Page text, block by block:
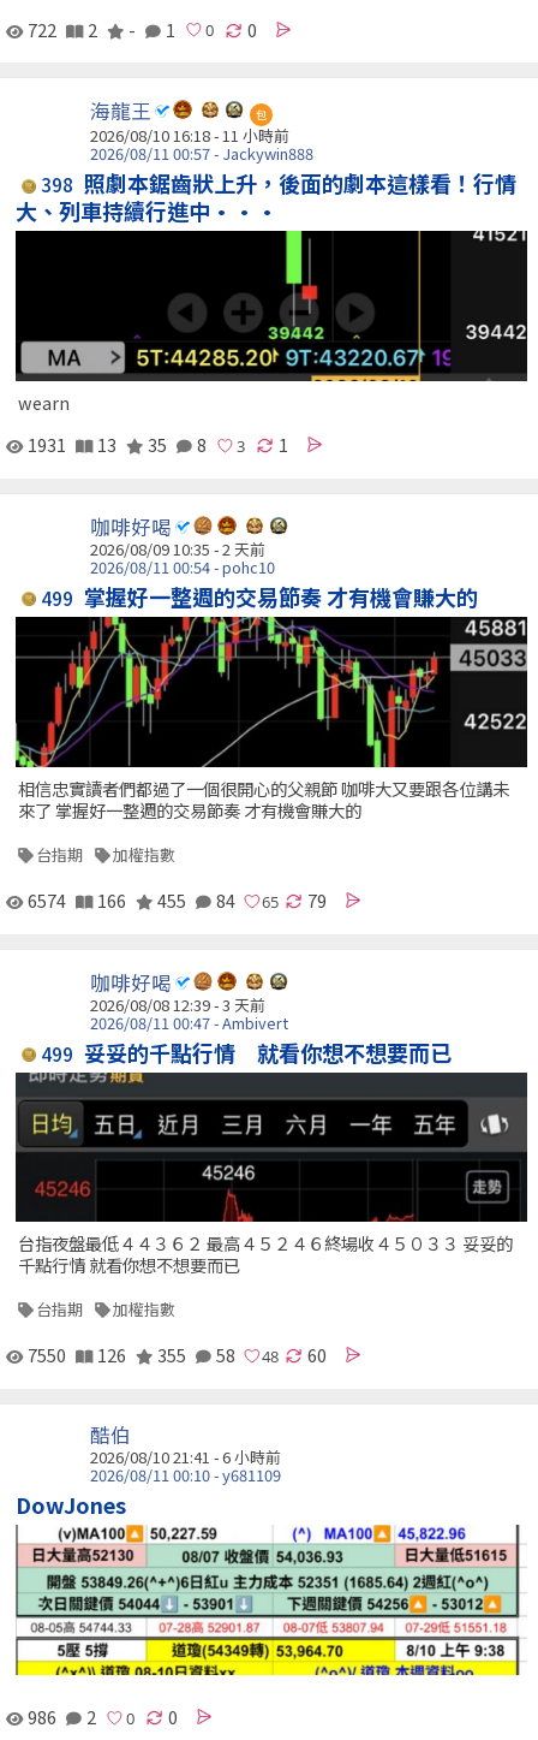
722 2 - 1 0
海龍王 包
2026/08/10 16:18 -11 小時前
2026/08/11 00:57 - Jackywin888
398 照劇本鋸齒狀上升，後面的劇本這樣看！行情
大、列車持續行進中···
wearn
1931
13 35 8 1
咖啡好喝
2026/08/09 10:35 - 2 天前
2026/08/11 00:54 - pohc10
499 掌握好一整週的交易節奏 才有機會賺大的
相信忠實讀者們都過了一個很開心的父親節 咖啡大又要跟各位講未
來了 掌握好一整週的交易節奏 才有機會賺大的
台指期 加權指數
6574 166 455 84 79
咖啡好喝
2026/08/08 12:39 - 3 天前
2026/08/11 00:47 - Ambivert
499 妥妥的千點行情 就看你想不想要而已
台指夜盤最低４４３６２ 最高４５２４６終場收４５０３３ 妥妥的
千點行情 就看你想不想要而已
台指期 加權指數
7550 126 355 58 60
酷伯
2026/08/10 21:41 -6 小時前
2026/08/11 00:10 - y681109
DowJones
986 2 0